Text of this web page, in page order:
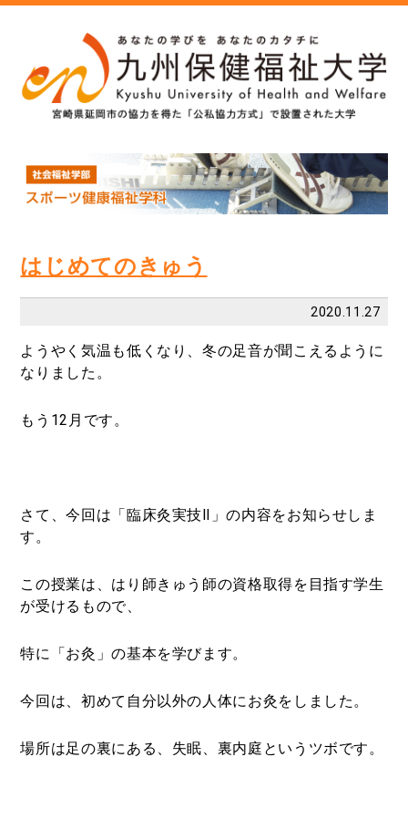
はじめてのきゅう
2020.11.27
ようやく気温も低くなり、冬の足音が聞こえるように
なりました。
もう12月です。
さて、今回は「臨床灸実技Ⅱ」の内容をお知らせしま
す。
この授業は、はり師きゅう師の資格取得を目指す学生
が受けるもので、
特に「お灸」の基本を学びます。
今回は、初めて自分以外の人体にお灸をしました。
場所は足の裏にある、失眠、裏内庭というツボです。